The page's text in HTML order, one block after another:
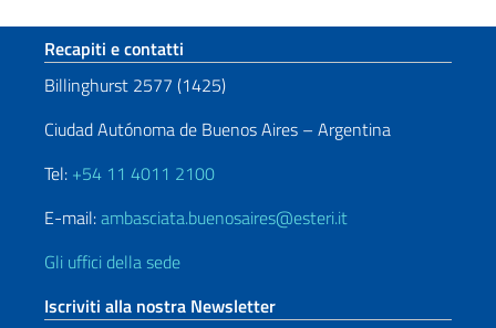
Sezione footer
Recapiti e contatti
Billinghurst 2577 (1425)
Ciudad Autónoma de Buenos Aires – Argentina
Tel: +54 11 4011 2100
E-mail:ambasciata.buenosaires@esteri.it
Gli uffici della sede
Iscriviti alla nostra Newsletter